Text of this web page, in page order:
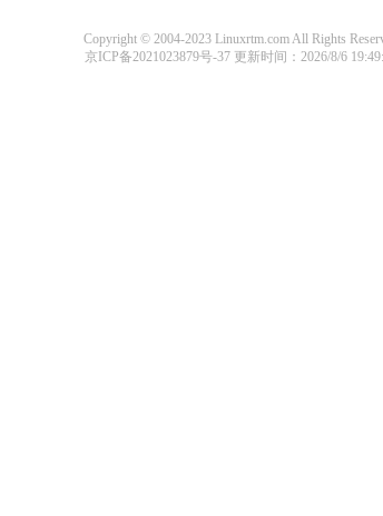
Copyright © 2004-2023 Linuxrtm.com All Rights
京ICP备2021023879号-37更新时间：2026/8/6